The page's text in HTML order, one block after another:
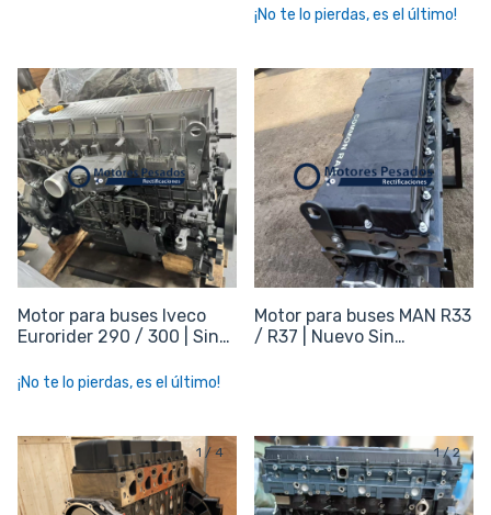
¡No te lo pierdas, es el último!
Motor para buses Iveco
Eurorider 290 / 300 | Sin
¡No te lo pierdas, es el último!
Motor para buses MAN R33
/ R37 | Nuevo Sin
1/ 4 1/2